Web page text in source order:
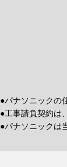
●パナソニックの
●工事請負契約は
●パナソニックは